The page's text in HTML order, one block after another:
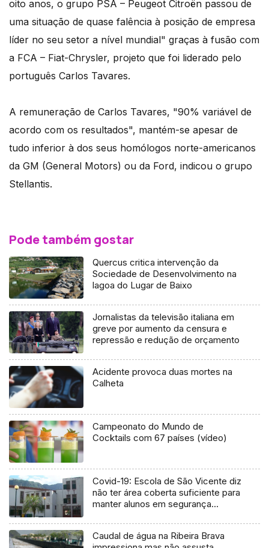
oito anos, o grupo PSA – Peugeot Citroën passou de
uma situação de quase falência à posição de empresa
líder no seu setor a nível mundial" graças à fusão com
a FCA – Fiat-Chrysler, projeto que foi liderado pelo
português Carlos Tavares.
A remuneração de Carlos Tavares, "90% variável de
acordo com os resultados", mantém-se apesar de
tudo inferior à dos seus homólogos norte-americanos
da GM (General Motors) ou da Ford, indicou o grupo
Stellantis.
Pode também gostar
Quercus critica intervenção da
Sociedade de Desenvolvimento na
lagoa do Lugar de Baixo
Jornalistas da televisão italiana em
greve por aumento da censura e
repressão e redução de orçamento
Acidente provoca duas mortes na
Calheta
Campeonato do Mundo de
Cocktails com 67 países (vídeo)
Covid-19: Escola de São Vicente diz
não ter área coberta suficiente para
manter alunos em segurança
Caudal de água na Ribeira Brava